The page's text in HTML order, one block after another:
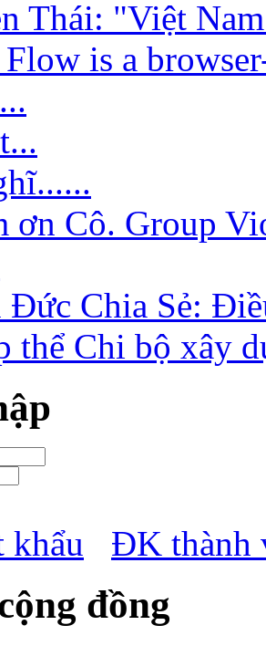
Thái: "Việt
is a
ơn Cô. Group
Đức Chia Sẻ:
thể Chi bộ xây
khẩu ĐK thành
đồng